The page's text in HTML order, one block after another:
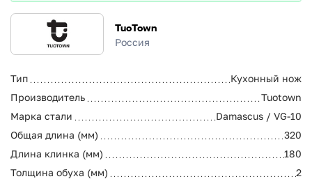
TuoTown
Россия
Тип
Кухонный нож
Производитель
Tuotown
Марка стали
Damascus / VG-10
Общая длина (мм)
320
Длина клинка (мм)
180
Толщина обуха (мм)
2